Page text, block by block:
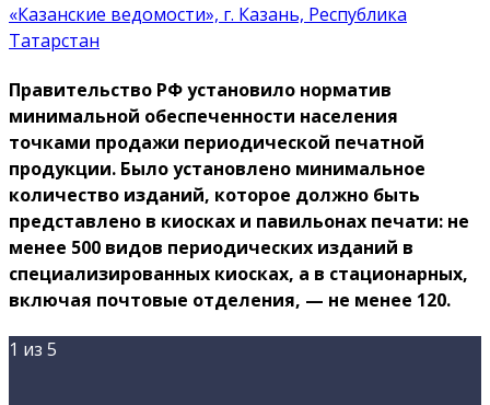
«Казанские ведомости», г. Казань, Республика
Татарстан
Правительство РФ установило норматив
минимальной обеспеченности населения
точками продажи периодической печатной
продукции. Было установлено минимальное
количество изданий, которое должно быть
представлено в киосках и павильонах печати: не
менее 500 видов периодических изданий в
специализированных киосках, а в стационарных,
включая почтовые отделения, — не менее 120.
1 из 5